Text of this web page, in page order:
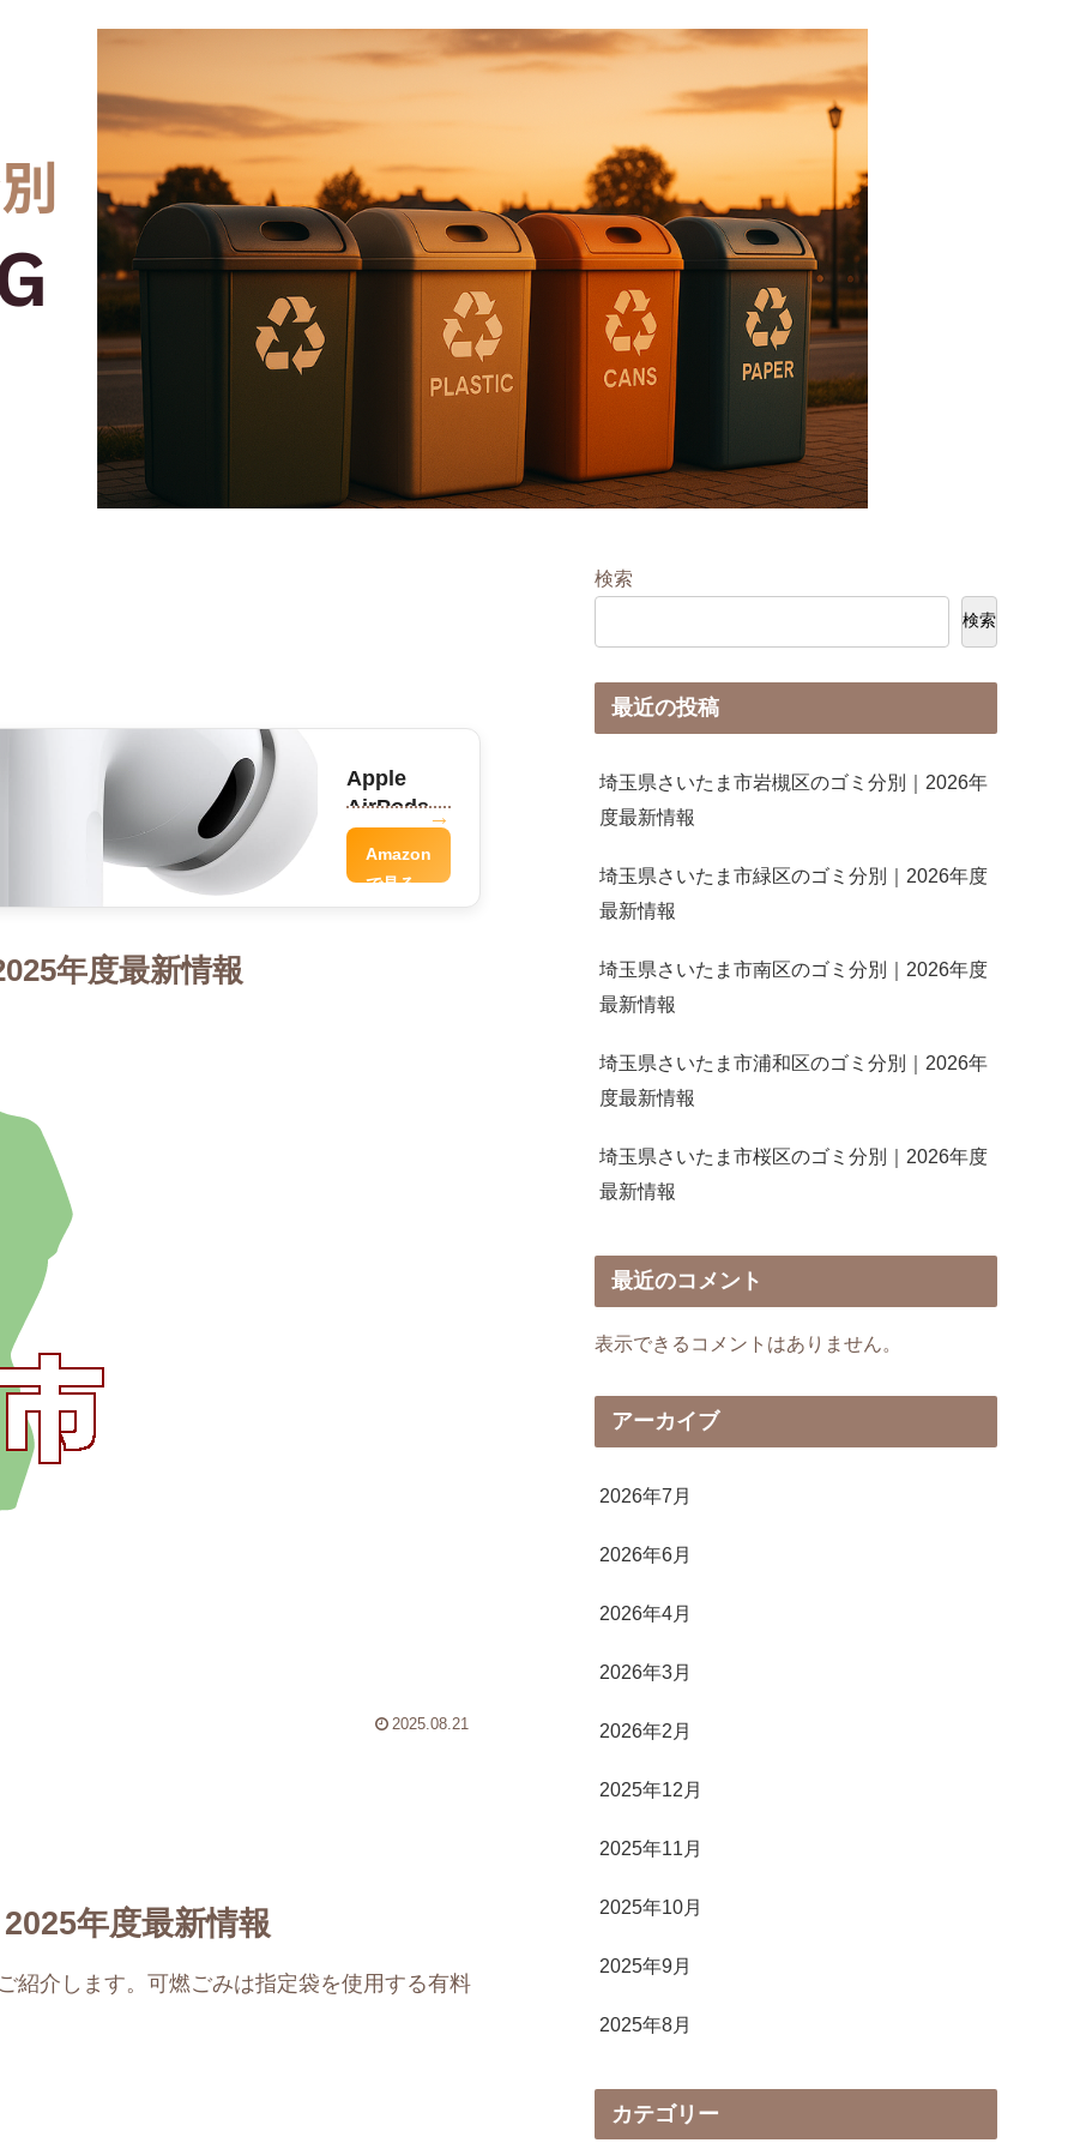
Apple
AirPods
Pro
Amazon
で見る
年度最新情報
2025.08.21
年度最新情報
紹介します。可燃ごみは指定袋を使用する有料
検索
検索
最近の投稿
埼玉県さいたま市岩槻区のゴミ分別｜2026年
度最新情報
埼玉県さいたま市緑区のゴミ分別｜2026年度
最新情報
埼玉県さいたま市南区のゴミ分別｜2026年度
最新情報
埼玉県さいたま市浦和区のゴミ分別｜2026年
度最新情報
埼玉県さいたま市桜区のゴミ分別｜2026年度
最新情報
最近のコメント
表示できるコメントはありません。
アーカイブ
2026年7月
2026年6月
2026年4月
2026年3月
2026年2月
2025年12月
2025年11月
2025年10月
2025年9月
2025年8月
カテゴリー